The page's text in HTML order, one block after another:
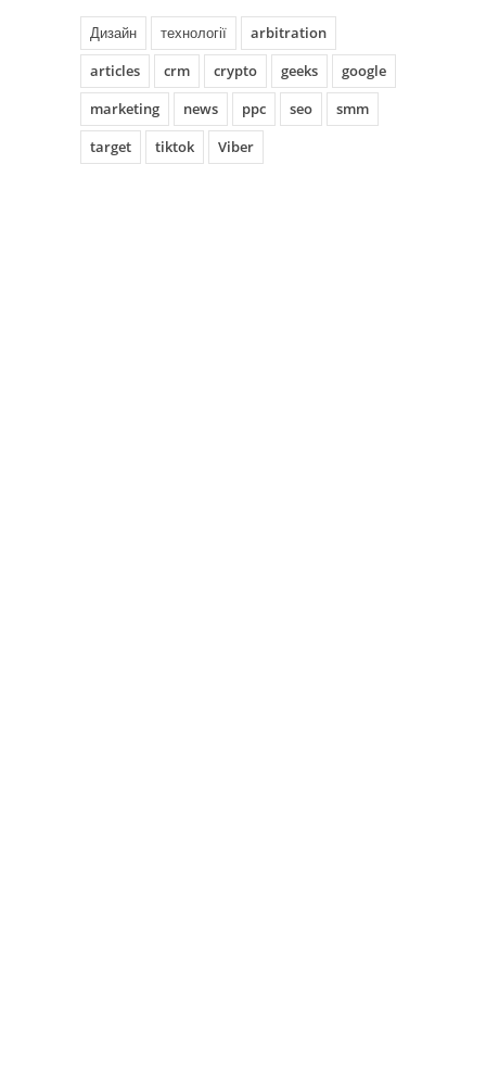
Дизайн технології
arbitration
articles
crm crypto geeks
google
marketing
news ppc seo
smm
target
tiktok Viber